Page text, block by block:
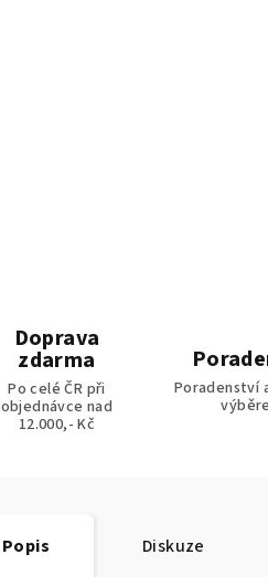
Doprava
zdarma
Po celé ČR při
objednávce nad
12.000,- Kč
Poradenství
Popis Diskuze